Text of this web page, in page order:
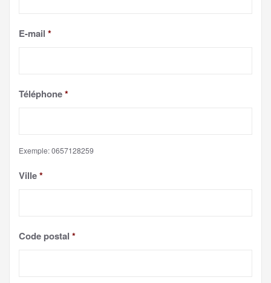
E-mail *
Téléphone*
Exemple: 0657128259
Ville*
Code postal *